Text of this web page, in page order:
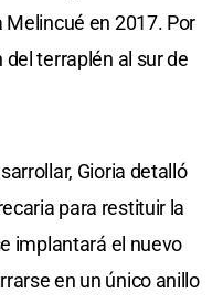
en 2017. Por
del terraplén al sur de
Gioria detalló
para restituir la
implantará el nuevo
en un único anillo